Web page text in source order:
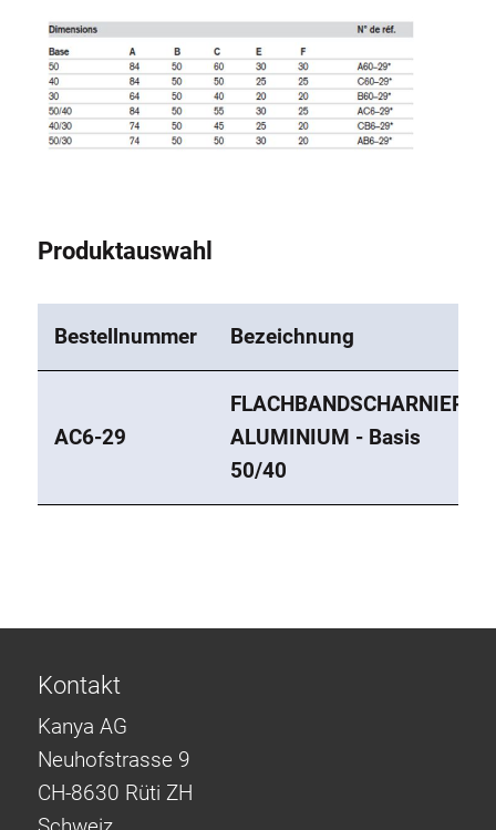
Produktauswahl
Bestellnummer Bezeichnung
AC6-29
FLACHBANDSCHARNIER
ALUMINIUM - Basis
50/40
Kontakt
Kanya AG
Neuhofstrasse 9
CH-8630 Rüti ZH